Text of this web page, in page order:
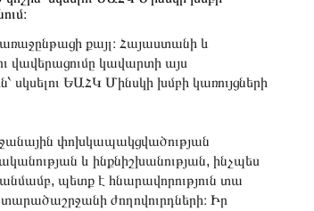
քայլ։ Հայաստանի և
վավերացումը կավարտի այս
ԵԱՀԿ Մինսկի խմբի կառույցների
փոխկապակցվածության
և ինքնիշխանության, ինչպես
պետք է հնարավորություն տա
ժողովուրդների։ Իր